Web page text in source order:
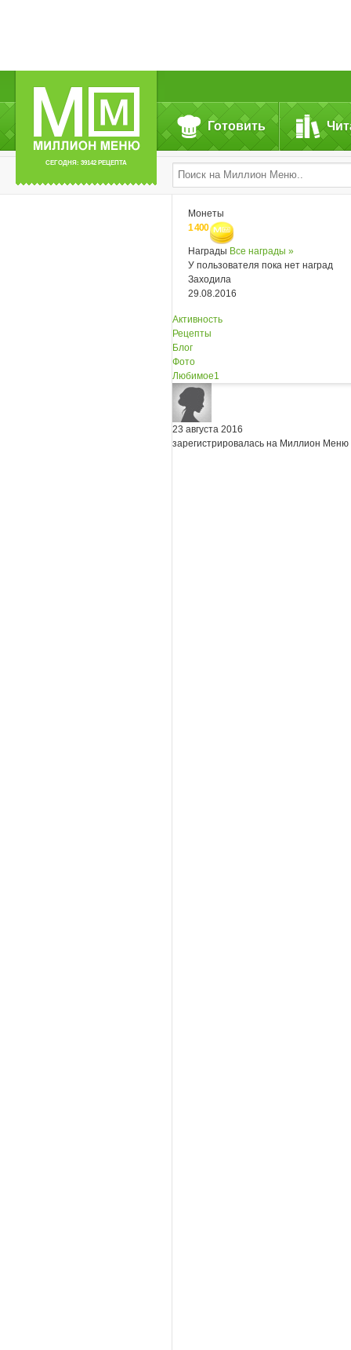
СЕГОДНЯ: 39142 РЕЦЕПТА
Готовить
Монеты
1 400
Награды Все награды »
У пользователя пока нет наград
Заходила
29.08.2016
Активность
Рецепты
Блог
Фото
Любимое1
23 августа 2016
зарегистрировалась на Миллион Меню